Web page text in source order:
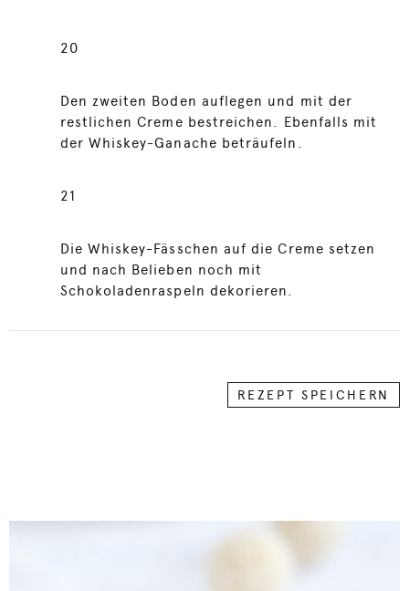
20
Den zweiten Boden auflegen und mit der
restlichen Creme bestreichen. Ebenfalls mit
der Whiskey-Ganache beträufeln.
21
Die Whiskey-Fässchen auf die Creme setzen
und nach Belieben noch mit
Schokoladenraspeln dekorieren.
REZEPT SPEICHERN